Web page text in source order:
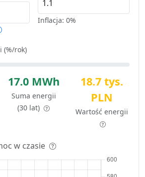
Inflacja: 0%
(%/rok)
17.0 MWh
Suma energii
(30 lat)
18.7 tys.
PLN
Wartość energii
w czasie